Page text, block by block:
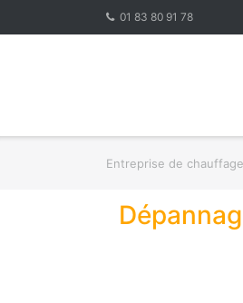
01 83 80 91 78
Entreprise de